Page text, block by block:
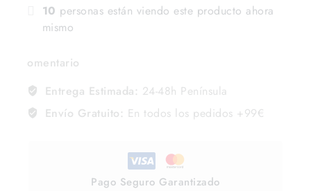
10 personas están viendo este producto ahora
mismo
omentario
Entrega Estimada: 24-48h Península
Envío Gratuito: En todos los pedidos +99€
Pago Seguro Garantizado